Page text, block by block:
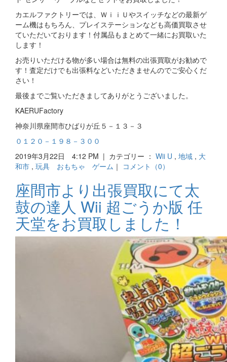
カエルファクトリーでは、ＷｉｉＵやスイッチなどの最新ゲ
ーム機はもちろん、プレイステーションなども高価買取させ
ていただいております！付属品もまとめて一緒にお買取いた
します！
お売りいただける物が多い場合は無料の出張買取がお勧めで
す！査定だけでも出張料などいただきませんのでご安心くだ
さい！
最後までご覧いただきましてありがとうございました。
KAERUFactory
神奈川県座間市ひばりが丘５－１３－３
０１２０－１９８－３００
2019年3月22日 4:12 PM | カテゴリー ： Wii U , 地域 , 大
和市 , 玩具 おもちゃ ゲーム ｜ コメント（0）
座間市より出張買取にて太
鼓の達人 Wii 超ごうか版 任
天堂をお買取しました！